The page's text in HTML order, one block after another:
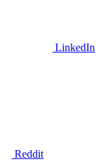
LinkedIn
Reddit